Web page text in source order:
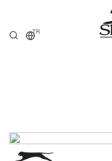
TR
SATIŞ NOKTALARI